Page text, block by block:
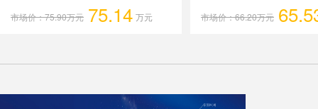
市场价：75.90万元 75.14 万元 市场价：66.20万元